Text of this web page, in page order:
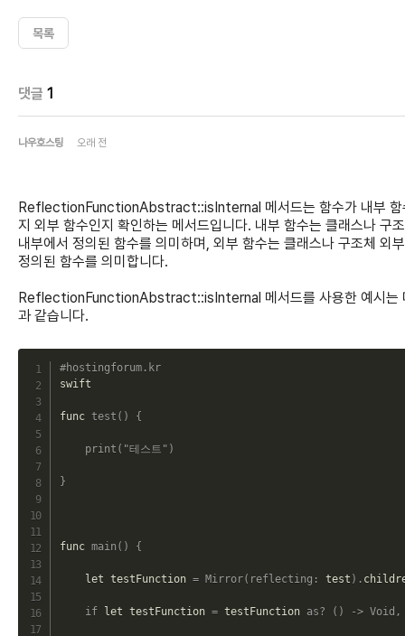
목록
댓글 1
나우호스팅 오래 전
ReflectionFunctionAbstract::isInternal 메서드는 함수가 내부 함
지 외부 함수인지 확인하는 메서드입니다. 내부 함수는 클래스나 구
내부에서 정의된 함수를 의미하며, 외부 함수는 클래스나 구조체 외
정의된 함수를 의미합니다.
ReflectionFunctionAbstract::isInternal 메서드를 사용한 예시는
과 같습니다.
#hostingforum.kr
swift
func test ( ) {
print ( "테스트" )
}
func main ( ) {
    let testFunction
= Mirror( reflecting : test ) .
if let testFunction = testFunction as? ( ) -> Void ,